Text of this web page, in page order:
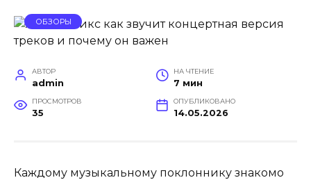
ОБЗОРЫ
АВТОР
admin
НА ЧТЕНИЕ
7 мин
ПРОСМОТРОВ
35
ОПУБЛИКОВАНО
14.05.2026
Каждому музыкальному поклоннику знакомо